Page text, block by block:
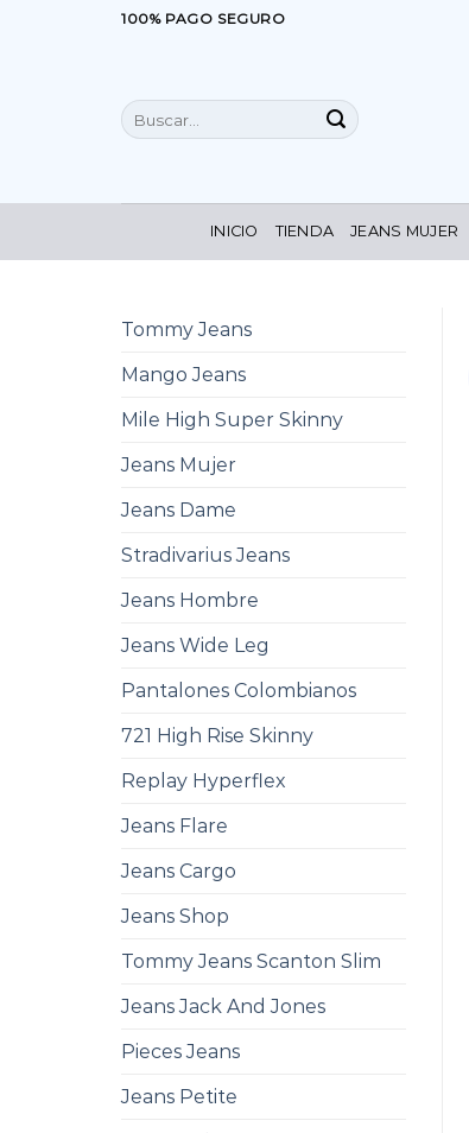
100% PAGO SEGURO
Buscar
por:
INICIO TIENDA JEANS MUJER
Tommy Jeans
Mango Jeans
Mile High Super Skinny
Jeans Mujer
Jeans Dame
Stradivarius Jeans
Jeans Hombre
Jeans Wide Leg
Pantalones Colombianos
721 High Rise Skinny
Replay Hyperflex
Jeans Flare
Jeans Cargo
Jeans Shop
Tommy Jeans Scanton Slim
Jeans Jack And Jones
Pieces Jeans
Jeans Petite